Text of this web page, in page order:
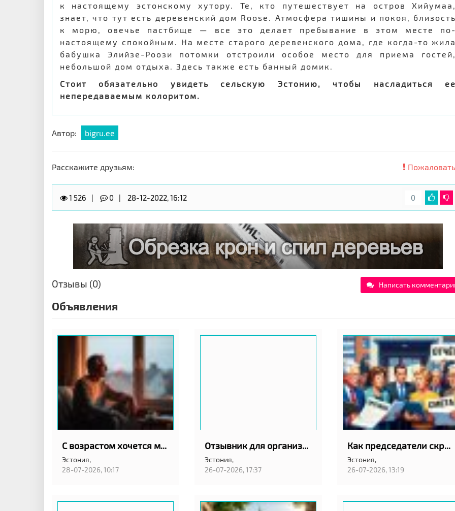
к настоящему эстонскому хутору. Те, кто путешествует на остров
знает, что тут есть деревенский дом Roose. Атмосфера тишины и покоя,
к морю, овечье пастбище — все это делает пребывание в этом месте
настоящему спокойным. На месте старого деревенского дома, где когда-то
бабушка Элийзе-Роози потомки отстроили особое место для приема
небольшой дом отдыха. Здесь также есть банный домик.
Стоит обязательно увидеть сельскую Эстонию, чтобы насладиться
непередаваемым колоритом.
Автор: bigru.ee
Расскажите друзьям:
1 526 0 28-12-2022, 16:12 0
Отзывы (0) Написать
Объявления
С возрастом хочется меньше шума и больше спокойствия
Эстония,
28-07-2026, 10:17
Отзывник для организаций Эстонии
Эстония,
26-07-2026, 17:37
Как председатели скрывают протоколы и отчёты годами
Эстония,
26-07-2026, 13:19